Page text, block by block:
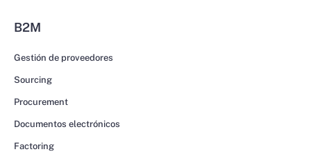
B2M
Gestión de proveedores
Sourcing
Procurement
Documentos electrónicos
Factoring